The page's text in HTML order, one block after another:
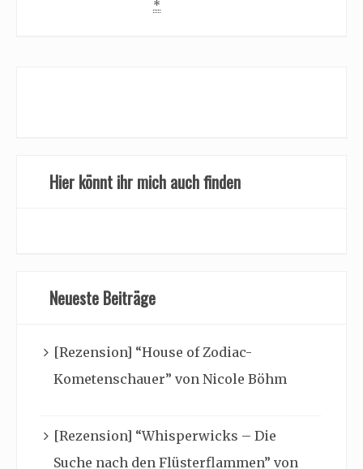
*
Hier könnt ihr mich auch finden
Neueste Beiträge
[Rezension] “House of Zodiac-
Kometenschauer” von Nicole Böhm
[Rezension] “Whisperwicks – Die
Suche nach den Flüsterflammen” von